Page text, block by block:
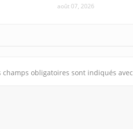
août 07, 2026
champs obligatoires sont indiqués avec